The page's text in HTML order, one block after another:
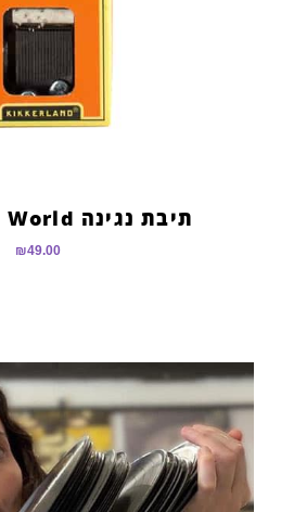
תיבת נגינה Wonderful World
₪49.00